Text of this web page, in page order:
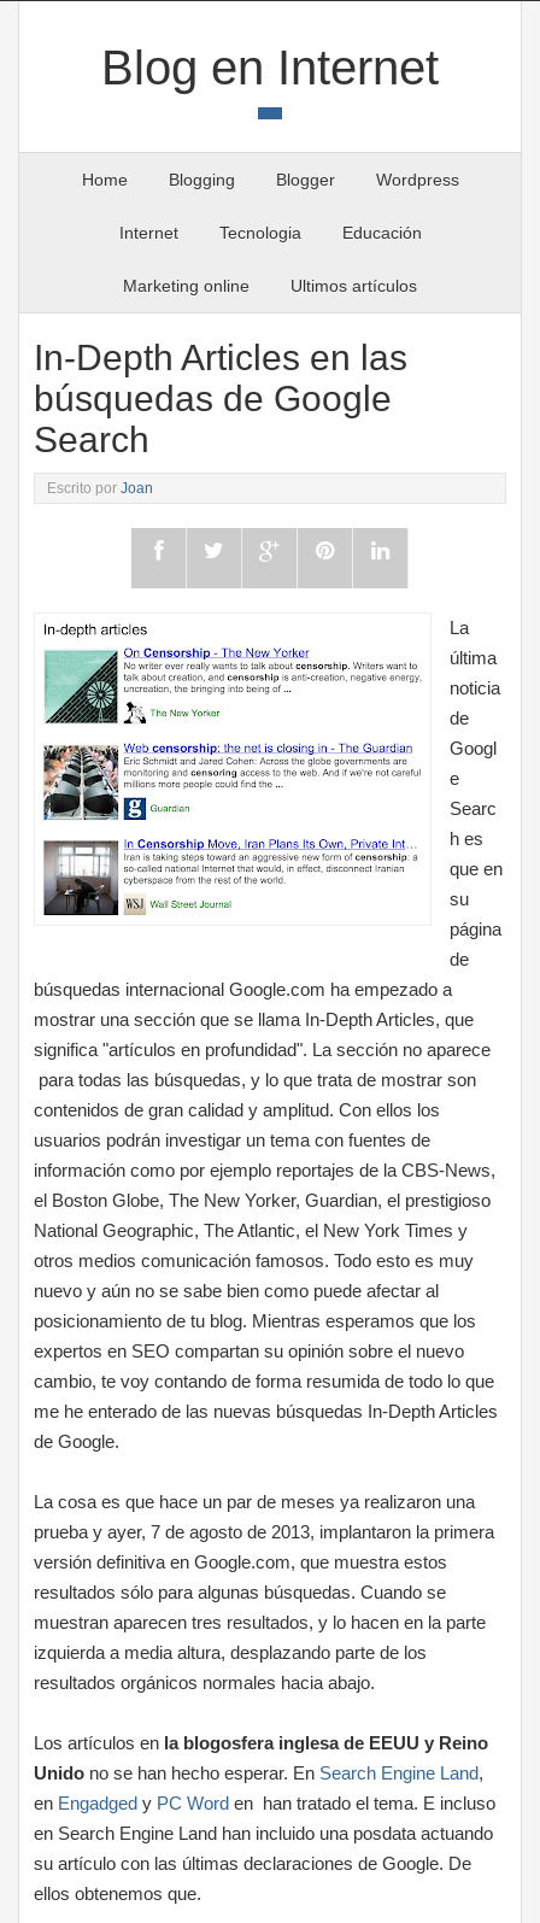
Blog en Internet
Home Blogging Blogger Wordpress
Internet Tecnologia Educación
Marketing online Ultimos artículos
In-Depth Articles en las
búsquedas de Google
Search
Escrito porJoan
La
última
noticia
de
Googl
e
Searc
h es
que en
su
página
de
búsquedas internacional Google.com ha empezado a
mostrar una sección que se llama In-Depth Articles, que
significa "artículos en profundidad". La sección no aparece
para todas las búsquedas, y lo que trata de mostrar son
contenidos de gran calidad y amplitud. Con ellos los
usuarios podrán investigar un tema con fuentes de
información como por ejemplo reportajes de la CBS-News,
el Boston Globe, The New Yorker, Guardian, el prestigioso
National Geographic, The Atlantic, el New York Times y
otros medios comunicación famosos. Todo esto es muy
nuevo y aún no se sabe bien como puede afectar al
posicionamiento de tu blog. Mientras esperamos que los
expertos en SEO compartan su opinión sobre el nuevo
cambio, te voy contando de forma resumida de todo lo que
me he enterado de las nuevas búsquedas In-Depth Articles
de Google.
La cosa es que hace un par de meses ya realizaron una
prueba y ayer, 7 de agosto de 2013, implantaron la primera
versión definitiva en Google.com, que muestra estos
resultados sólo para algunas búsquedas. Cuando se
muestran aparecen tres resultados, y lo hacen en la parte
izquierda a media altura, desplazando parte de los
resultados orgánicos normales hacia abajo.
Los artículos en la blogosfera inglesa de EEUU y Reino
Unido no se han hecho esperar. En Search Engine Land,
en Engadged y PC Word en han tratado el tema. E incluso
en Search Engine Land han incluido una posdata actuando
su artículo con las últimas declaraciones de Google. De
ellos obtenemos que.